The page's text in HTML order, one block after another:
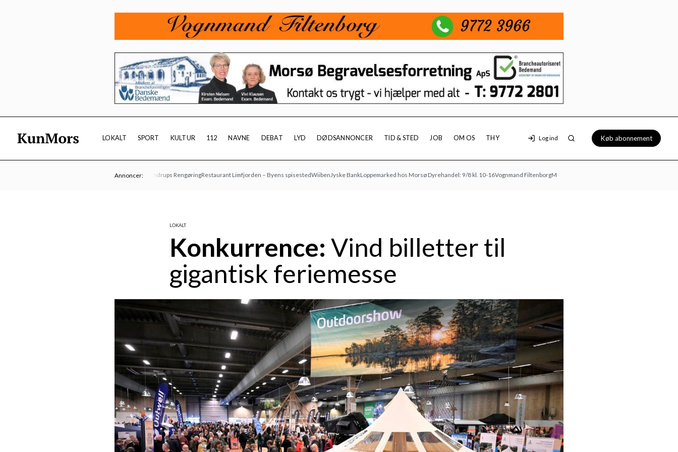
LOKALT SPORT KULTUR 112 NAVNE DEBAT LYD DØDSANNONCER TID & STED JOB OM OS THY Log ind Køb abonnement
Annoncer:
Vesters BegravelsesforretningLyndrups RengøringRestaurant Limfjorden – Byens spisestedWiibenJyske BankLoppemarked hos Morsø Dyrehandel: 9/8 kl. 10-16Vognmand FiltenborgMobilhytten
LOKALT
Konkurrence: Vind billetter til
gigantisk feriemesse